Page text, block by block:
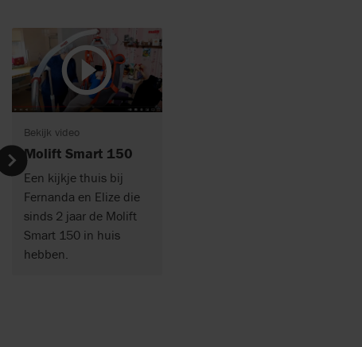
Bekijk video
Molift Smart 150
Een kijkje thuis bij
Fernanda en Elize die
sinds 2 jaar de Molift
Smart 150 in huis
hebben.